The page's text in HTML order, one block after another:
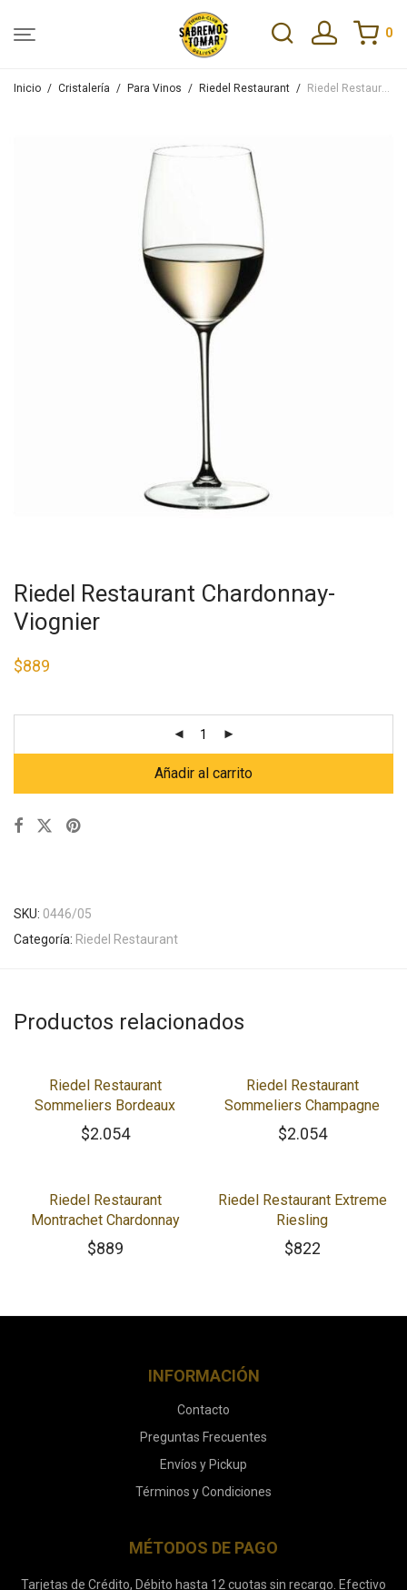
0
Inicio / Cristalería / Para Vinos / Riedel Restaurant / Riedel Restaurant Chardonnay-Viognier
Riedel Restaurant Chardonnay-
Viognier
$889
Añadir al carrito
SKU: 0446/05
Categoría: Riedel Restaurant
Productos relacionados
Riedel Restaurant
Sommeliers Bordeaux
$2.054
Riedel Restaurant
Sommeliers Champagne
$2.054
Riedel Restaurant
Montrachet Chardonnay
$889
Riedel Restaurant Extreme
Riesling
$822
INFORMACIÓN
Contacto
Preguntas Frecuentes
Envíos y Pickup
Términos y Condiciones
MÉTODOS DE PAGO
Tarjetas de Crédito, Débito hasta 12 cuotas sin recargo. Efectivo